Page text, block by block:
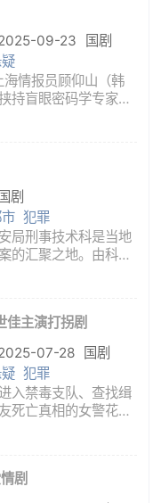
09-23
国剧
情报员顾仰山（韩
持盲眼密码学专家也
己，却稀里糊涂卷入
国剧
犯罪
局刑事技术科是当地
的汇聚之地。由科长
精英团队。他们或是
善析人性的法场心灵
佳主演打拐剧
07-28
国剧
犯罪
入禁毒支队、查找缉
死亡真相的女警花邓
获拐卖儿童案、拐卖
剧